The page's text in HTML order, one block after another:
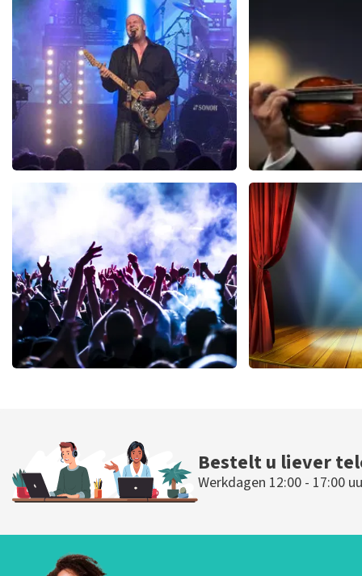
BEKIJKEN
Blof
laatste 30 minuten
BESTEL NU
Andre Rieu
514laatste 30
BESTEL NU
BESTEL NU
Bestelt u liever
Werkdagen 12:00 - 17:00